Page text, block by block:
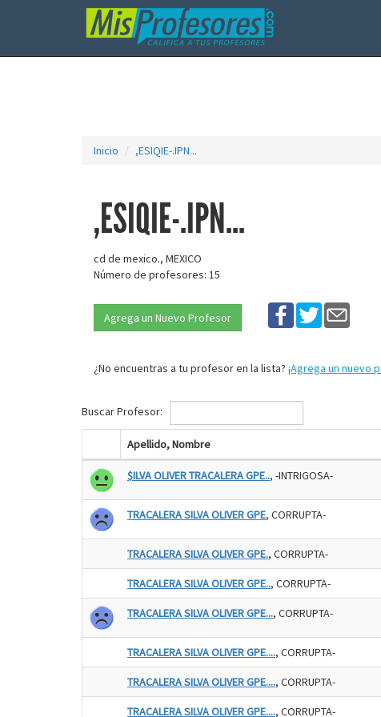
Inicio ,ESIQIE-.IPN...
,ESIQIE-.IPN...
cd de mexico., MEXICO
Número de profesores: 15
Agrega un Nuevo Profesor
¿No encuentras a tu profesor en la lista? ¡Agrega un nuevo
Buscar Profesor:
Apellido, Nombre
$ILVA OLIVER TRACALERA GPE.., -INTRIGOSA-
TRACALERA SILVA OLIVER GPE, CORRUPTA-
TRACALERA SILVA OLIVER GPE., CORRUPTA-
TRACALERA SILVA OLIVER GPE.., CORRUPTA-
TRACALERA SILVA OLIVER GPE..., CORRUPTA-
TRACALERA SILVA OLIVER GPE...., CORRUPTA-
TRACALERA SILVA OLIVER GPE...., CORRUPTA-
TRACALERA SILVA OLIVER GPE...., CORRUPTA-